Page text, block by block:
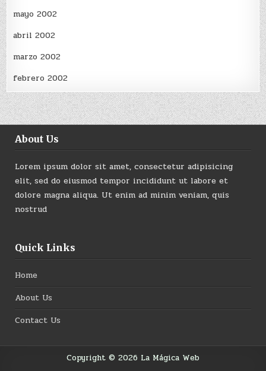
mayo 2002
abril 2002
marzo 2002
febrero 2002
About Us
Lorem ipsum dolor sit amet, consectetur adipisicing
elit, sed do eiusmod tempor incididunt ut labore et
dolore magna aliqua. Ut enim ad minim veniam, quis
nostrud
Quick Links
Home
About Us
Contact Us
Copyright © 2026 La Mágica Web